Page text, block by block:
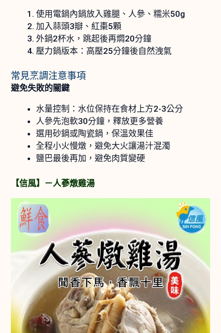
使用電鍋內鍋放入雞腿、人參、糯米50g
加入蒜頭3瓣、紅棗5顆
外鍋2杯水，跳起後再燜20分鐘
壓力鍋版本：高壓25分鐘後自然洩氣
常見烹調注意事項
避免失敗的關鍵
水量控制：水位保持在食材上方2-3公分
人參先泡軟30分鐘，釋放更多營養
選用砂鍋或陶瓷鍋，保溫效果佳
全程小火慢燉，避免大火讓湯汁混濁
鹽巴最後再加，避免肉質變硬
【信風】－人蔘燉雞湯